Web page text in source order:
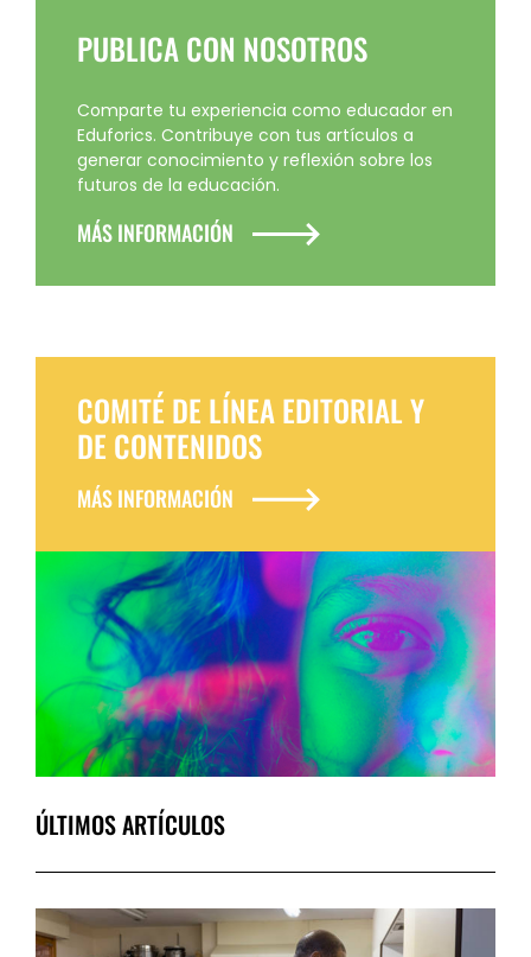
PUBLICA CON NOSOTROS
Comparte tu experiencia como educador en
Eduforics. Contribuye con tus artículos a
generar conocimiento y reflexión sobre los
futuros de la educación.
MÁS INFORMACIÓN
COMITÉ DE LÍNEA EDITORIAL Y
DE CONTENIDOS
MÁS INFORMACIÓN
ÚLTIMOS ARTÍCULOS